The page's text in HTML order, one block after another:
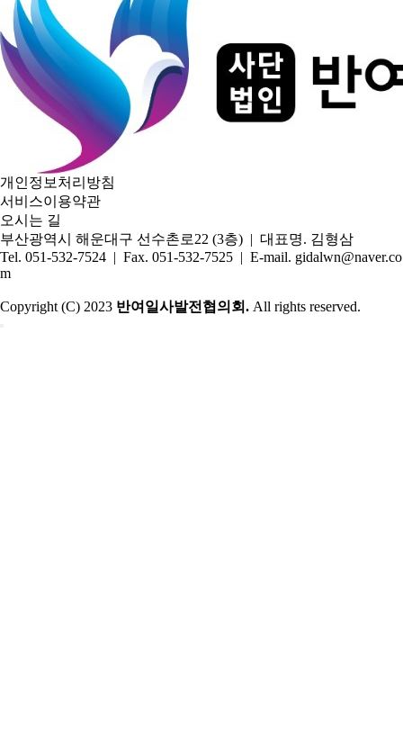
개인정보처리방침
서비스이용약관
오시는 길
부산광역시 해운대구 선수촌로22 (3층) | 대표명. 김형삼
Tel. 051-532-7524 | Fax. 051-532-7525 | E-mail. gidalwn@naver.co
m
Copyright (C) 2023 반여일사발전협의회. All rights reserved.